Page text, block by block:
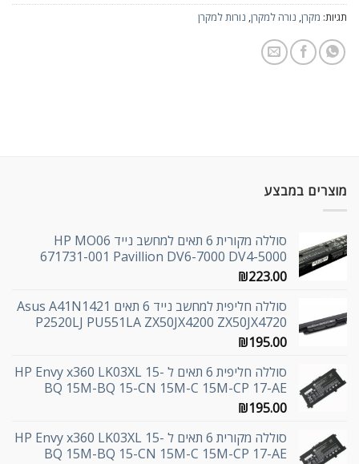
תגיות: מקרן, נורה למקרן, נורות למקרן
מוצרים במבצע
סוללה מקורית 6 תאים למחשב נייד HP MO06
671731-001 Pavillion DV6-7000 DV4-5000
₪223.00
סוללה חליפית למחשב נייד 6 תאים Asus A41N1421
P2520LJ PU551LA ZX50JX4200 ZX50JX4720
₪195.00
סוללה חליפית 6 תאים ל HP Envy x360 LK03XL 15-
BQ 15M-BQ 15-CN 15M-C 15M-CP 17-AE
₪195.00
סוללה מקורית 6 תאים ל HP Envy x360 LK03XL 15-
BQ 15M-BQ 15-CN 15M-C 15M-CP 17-AE